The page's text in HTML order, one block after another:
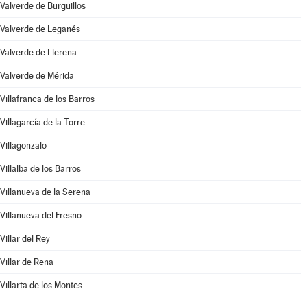
Valverde de Burguillos
Valverde de Leganés
Valverde de Llerena
Valverde de Mérida
Villafranca de los Barros
Villagarcía de la Torre
Villagonzalo
Villalba de los Barros
Villanueva de la Serena
Villanueva del Fresno
Villar del Rey
Villar de Rena
Villarta de los Montes